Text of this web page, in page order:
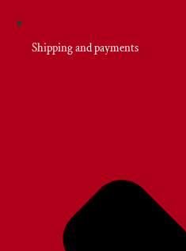
Shipping and payments